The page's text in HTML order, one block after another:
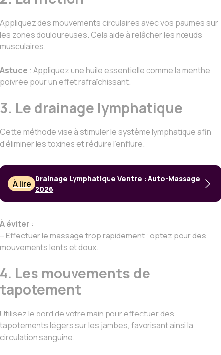
Appliquez des mouvements circulaires avec vos paumes sur
les zones douloureuses. Cela aide à relâcher les nœuds
musculaires.
Astuce : Appliquez une huile essentielle comme la menthe
poivrée pour un effet rafraîchissant.
3. Le drainage lymphatique
Cette méthode vise à stimuler le système lymphatique afin
d’éliminer les toxines et réduire l’enflure.
À lire Drainage Lymphatique Ventre : Auto-Massage
2026
À éviter :
– Effectuer le massage trop rapidement ; optez pour des
mouvements lents et doux.
4. Les mouvements de
tapotement
Utilisez le bord de votre main pour effectuer des
tapotements légers sur les jambes, favorisant ainsi la
circulation sanguine.